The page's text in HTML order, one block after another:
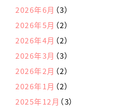
2026年6月 （3）
2026年5月 （2）
2026年4月 （2）
2026年3月 （3）
2026年2月 （2）
2026年1月 （2）
2025年12月 （3）